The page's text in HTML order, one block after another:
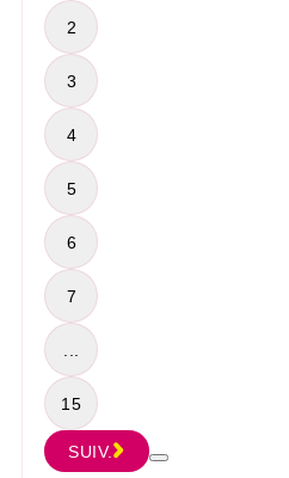
2
3
4
5
6
7
15
SUIV.